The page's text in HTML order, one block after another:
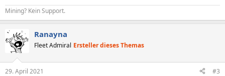
Mining? Kein Support.
Ranayna
Fleet Admiral Ersteller dieses Themas
29. April 2021 #3